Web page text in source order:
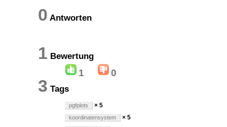
0 Antworten
1 Bewertung
1 0
3 Tags
pgfplots × 5
koordinatensystem × 5